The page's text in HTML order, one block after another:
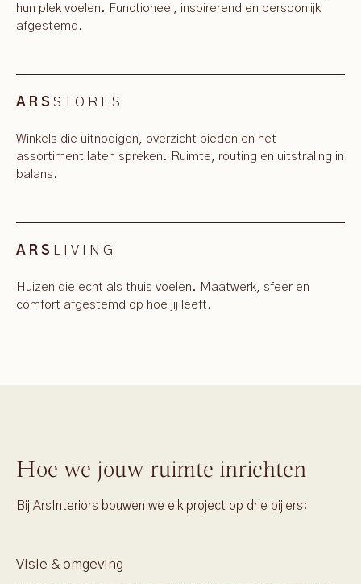
hun plek voelen. Functioneel, inspirerend en persoonlijk
afgestemd.
ARS STORES
Winkels die uitnodigen, overzicht bieden en het
assortiment laten spreken. Ruimte, routing en uitstraling in
balans.
ARS LIVING
Huizen die echt als thuis voelen. Maatwerk, sfeer en
comfort afgestemd op hoe jij leeft.
Hoe we jouw ruimte inrichten
Bij ArsInteriors bouwen we elk project op drie pijlers:
Visie & omgeving